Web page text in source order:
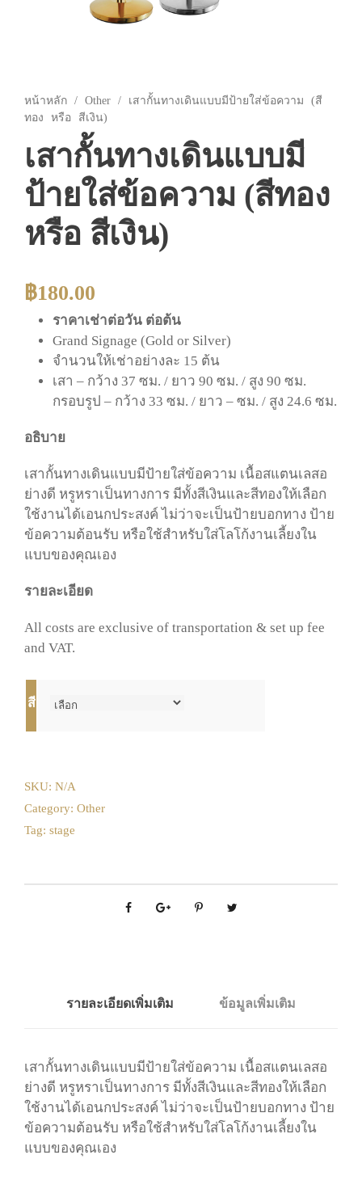
หน้าหลัก / Other / เสากั้นทางเดินแบบมีป้ายใส่ข้อความ (สี
ทอง หรือ สีเงิน)
เสากั้นทางเดินแบบมี
ป้ายใส่ข้อความ (สีทอง
หรือ สีเงิน)
฿180.00
ราคาเช่าต่อวัน ต่อต้น
Grand Signage (Gold or Silver)
จำนวนให้เช่าอย่างละ 15 ต้น
เสา – กว้าง 37 ซม. / ยาว 90 ซม. / สูง 90 ซม.
กรอบรูป – กว้าง 33 ซม. / ยาว – ซม. / สูง 24.6 ซม.
อธิบาย
เสากั้นทางเดินแบบมีป้ายใส่ข้อความ เนื้อสแตนเลสอ
ย่างดี หรูหราเป็นทางการ มีทั้งสีเงินและสีทองให้เลือก
ใช้งานได้เอนกประสงค์ ไม่ว่าจะเป็นป้ายบอกทาง ป้าย
ข้อความต้อนรับ หรือใช้สำหรับใส่โลโก้งานเลี้ยงใน
แบบของคุณเอง
รายละเอียด
All costs are exclusive of transportation & set up fee
and VAT.
สี
SKU: N/A
Category: Other
Tag: stage
รายละเอียดเพิ่มเติม ข้อมูลเพิ่มเติม
เสากั้นทางเดินแบบมีป้ายใส่ข้อความ เนื้อสแตนเลสอ
ย่างดี หรูหราเป็นทางการ มีทั้งสีเงินและสีทองให้เลือก
ใช้งานได้เอนกประสงค์ ไม่ว่าจะเป็นป้ายบอกทาง ป้าย
ข้อความต้อนรับ หรือใช้สำหรับใส่โลโก้งานเลี้ยงใน
แบบของคุณเอง